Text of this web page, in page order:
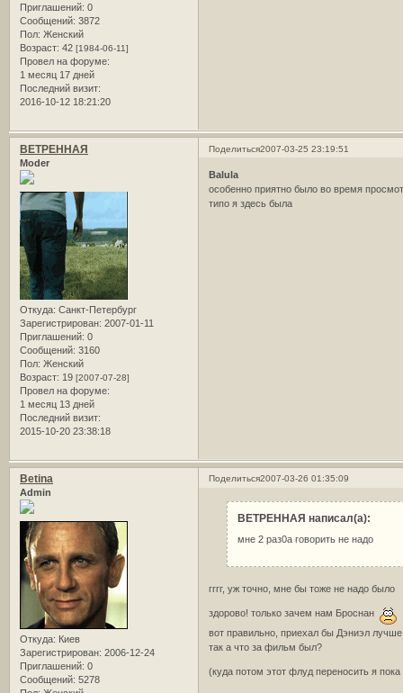
Приглашений: 0
Сообщений: 3872
Пол: Женский
Возраст: 42 [1984-06-11]
Провел на форуме:
1 месяц 17 дней
Последний визит:
2016-10-12 18:21:20
Поделиться2007-03-25 23:19:51
ВЕТРЕННАЯ
Moder
Откуда: Санкт-Петербург
Зарегистрирован: 2007-01-11
Приглашений: 0
Сообщений: 3160
Пол: Женский
Возраст: 19 [2007-07-28]
Провел на форуме:
1 месяц 13 дней
Последний визит:
2015-10-20 23:38:18
Balula
особенно приятно было во время
типо я здесь была
Поделиться2007-03-26 01:35:09
Betina
Admin
Откуда: Киев
Зарегистрирован: 2006-12-24
Приглашений: 0
Сообщений: 5278
ВЕТРЕННАЯ написал(а):
мне 2 раз0а говорить не надо
гггг, уж точно, мне бы тоже не надо было
здорово! только зачем нам Броснан
вот правильно, приехал бы Дэниэл
так а что за фильм был?
(куда потом этот флуд переносить я пока